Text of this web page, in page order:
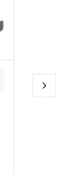
Артикул:
HAL V1INGL